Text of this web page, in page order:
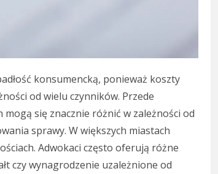
konsumencką, ponieważ koszty
od wielu czynników. Przede
się znacznie różnić w zależności od
sprawy. W większych miastach
Adwokaci często oferują różne
czy wynagrodzenie uzależnione od